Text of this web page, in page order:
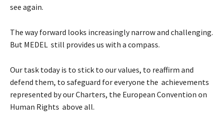
see again.
The way forward looks increasingly narrow and challenging.
But MEDEL still provides us with a compass.
Our task today is to stick to our values, to reaffirm and
defend them, to safeguard for everyone the achievements
represented by our Charters, the European Convention on
Human Rights above all.